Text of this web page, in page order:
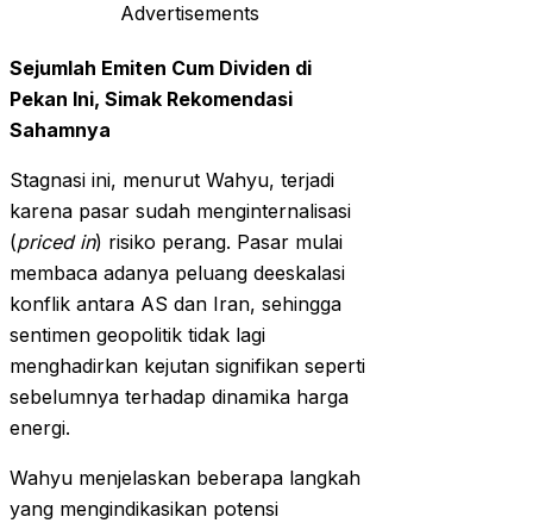
Advertisements
Sejumlah Emiten Cum Dividen di
Pekan Ini, Simak Rekomendasi
Sahamnya
Stagnasi ini, menurut Wahyu, terjadi
karena pasar sudah menginternalisasi
(priced in) risiko perang. Pasar mulai
membaca adanya peluang deeskalasi
konflik antara AS dan Iran, sehingga
sentimen geopolitik tidak lagi
menghadirkan kejutan signifikan seperti
sebelumnya terhadap dinamika harga
energi.
Wahyu menjelaskan beberapa langkah
yang mengindikasikan potensi